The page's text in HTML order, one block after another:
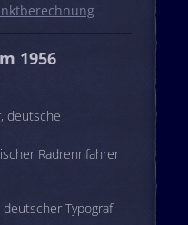
1956
deutsche
Radrennfahrer
Typograf